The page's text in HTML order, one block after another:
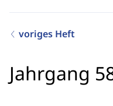
voriges Heft
Jahrgang